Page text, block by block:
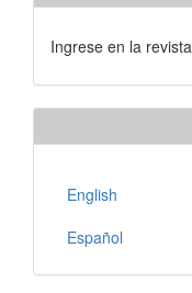
Ingrese en la
English
Español